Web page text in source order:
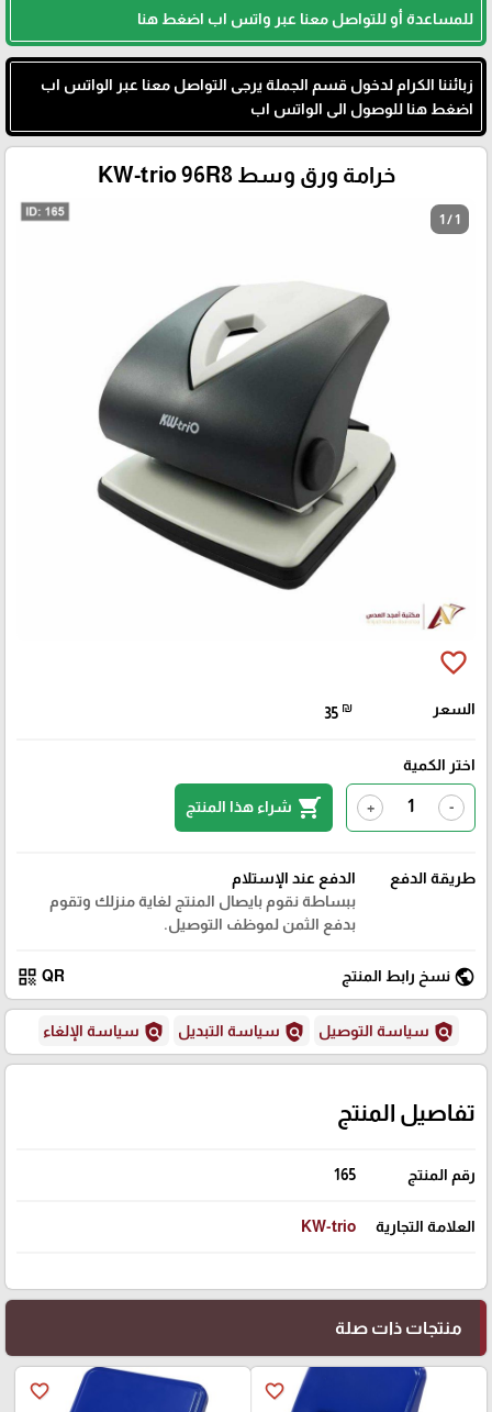
للمساعدة أو للتواصل معنا عبر واتس اب اضغط هنا
زبائننا الكرام لدخول قسم الجملة يرجى التواصل معنا عبر الواتس اب
اضغط هنا للوصول الى الواتس اب
خرامة ورق وسط KW-trio 96R8
1 / 1
favorite_border
السعر 35 ₪
اختر الكمية
-
+
shopping_cart شراء هذا المنتج
طريقة الدفع
الدفع عند الإستلام
ببساطة نقوم بايصال المنتج لغاية منزلك وتقوم
بدفع الثمن لموظف التوصيل.
public نسخ رابط المنتج QR
qr_code
policy سياسة التوصيل policy سياسة التبديل policy سياسة الإلغاء
تفاصيل المنتج
رقم المنتج 165
العلامة التجارية KW-trio
منتجات ذات صلة
favorite_border
favorite_border